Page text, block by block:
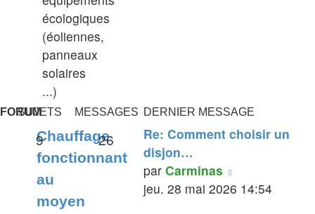
écologiques
(éoliennes,
panneaux
solaires
...)
FORUM
SUJETS MESSAGES DERNIER MESSAGE
Chauffage
fonctionnant
au
moyen
9 26
Re: Comment choisir un
disjon…
par Carminas
le
jeu. 28 mai 2026 14:54